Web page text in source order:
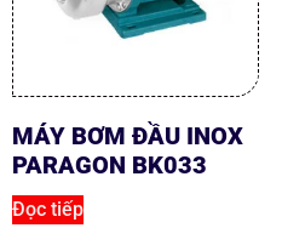
MÁY BƠM ĐẦU INOX
PARAGON BK033
Đọc tiếp